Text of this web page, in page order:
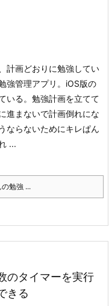
計画どおりに勉強してい
強管理アプリ。iOS版の
いる。 勉強計画を立てて
進まないで計画倒れにな
ならないためにキレぱん
...
勉強 ...
のタイマーを実行
きる